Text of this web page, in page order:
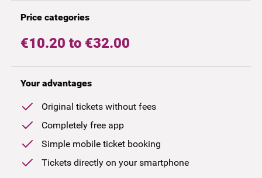
Price categories
€10.20 to €32.00
Your advantages
Original tickets without fees
Completely free app
Simple mobile ticket booking
Tickets directly on your smartphone